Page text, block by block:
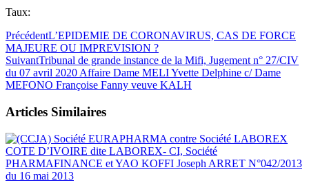
Taux:
PrécédentL’EPIDEMIE DE CORONAVIRUS, CAS DE FORCE
MAJEURE OU IMPREVISION ?
SuivantTribunal de grande instance de la Mifi, Jugement n° 27/CIV
du 07 avril 2020 Affaire Dame MELI Yvette Delphine c/ Dame
MEFONO Françoise Fanny veuve KALH
Articles Similaires